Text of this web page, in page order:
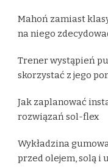
Mahoń zamiast
na niego
Trener wystąpień
skorzystać z jego
Jak zaplanować
rozwiązań sol-flex
Wykładzina
przed olejem, solą i